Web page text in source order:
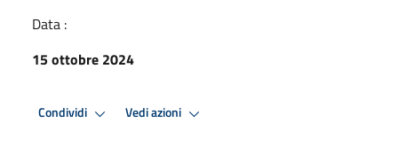
Data :
15 ottobre 2024
Condividi Vedi azioni